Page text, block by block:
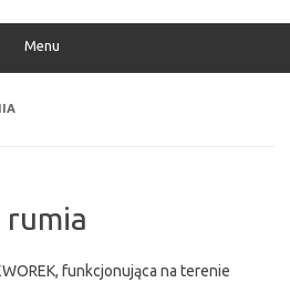
Menu
rumia
funkcjonująca na terenie